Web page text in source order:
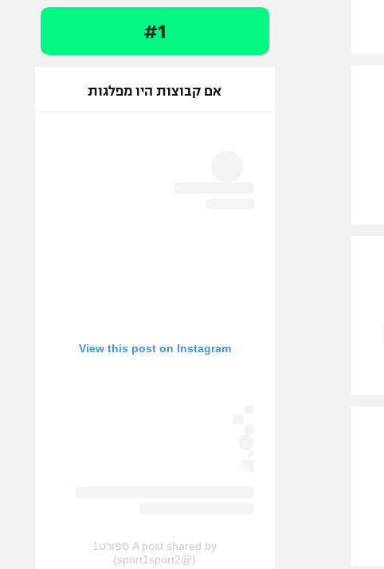
#1
אם קבוצות היו מפלגות
View this post on Instagram
A post shared by ספורט1
(@sport1sport2)